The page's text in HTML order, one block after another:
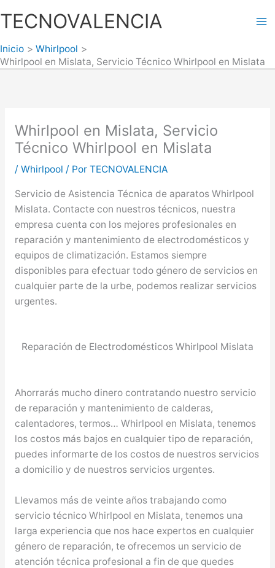
TECNOVALENCIA
Inicio
Whirlpool
Whirlpool en Mislata, Servicio Técnico Whirlpool en Mislata
Whirlpool en Mislata, Servicio
Técnico Whirlpool en Mislata
/ Whirlpool / Por TECNOVALENCIA
Servicio de Asistencia Técnica de aparatos Whirlpool
Mislata. Contacte con nuestros técnicos, nuestra
empresa cuenta con los mejores profesionales en
reparación y mantenimiento de electrodomésticos y
equipos de climatización. Estamos siempre
disponibles para efectuar todo género de servicios en
cualquier parte de la urbe, podemos realizar servicios
urgentes.
Reparación de Electrodomésticos Whirlpool Mislata
Ahorrarás mucho dinero contratando nuestro servicio
de reparación y mantenimiento de calderas,
calentadores, termos… Whirlpool en Mislata, tenemos
los costos más bajos en cualquier tipo de reparación,
puedes informarte de los costos de nuestros servicios
a domicilio y de nuestros servicios urgentes.
Llevamos más de veinte años trabajando como
servicio técnico Whirlpool en Mislata, tenemos una
larga experiencia que nos hace expertos en cualquier
género de reparación, te ofrecemos un servicio de
atención técnica profesional a fin de que quedes